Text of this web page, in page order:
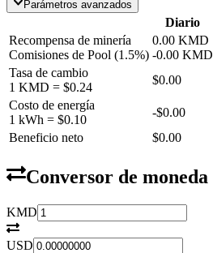
Parámetros avanzados
Diario
Recompensa de minería
Comisiones de Pool (1.5%)
0.00 KMD
-0.00 KMD
Tasa de cambio
1 KMD = $0.24
$0.00
Costo de energía
1 kWh = $0.10
-$0.00
Beneficio neto
$0.00
Conversor de moneda
KMD
USD